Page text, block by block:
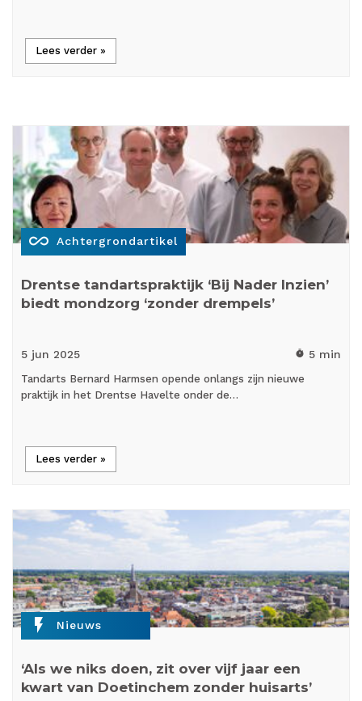
Lees verder »
all_inclusive Achtergrondartikel
Drentse tandartspraktijk ‘Bij Nader Inzien’
biedt mondzorg ‘zonder drempels’
5 jun 2025 timer 5 min
Tandarts Bernard Harmsen opende onlangs zijn nieuwe
praktijk in het Drentse Havelte onder de…
Lees verder »
flash_on Nieuws
‘Als we niks doen, zit over vijf jaar een
kwart van Doetinchem zonder huisarts’